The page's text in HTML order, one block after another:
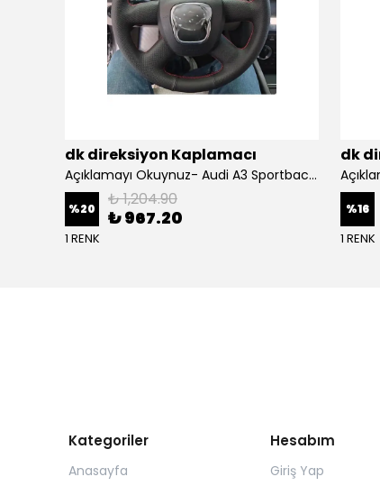
dk direksiyon Kaplamacı
Açıklamayı Okuynuz- Audi A3 Sportback Araca Özel Direksiyon Kılıfı Kırmızı Ipli
%20 ₺ 1,204.90
₺ 967.20
1 RENK
dk
%16
1 RENK
Kategoriler
Anasayfa
Hesabım
Giriş Yap